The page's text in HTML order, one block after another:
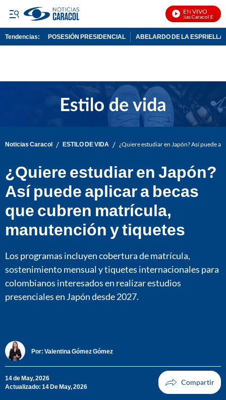
EN VIVO
Noticias Caracol En Vivo
Tendencias: POSESIÓN PRESIDENCIAL ABELARDO DE LA ESPRIELLA
Noticias Caracol / ESTILO DE VIDA / ¿Quiere estudiar en Japón? Así puede
¿Quiere estudiar en Japón?
Así puede aplicar a becas
que cubren matrícula,
manutención y tiquetes
Los programas incluyen cobertura de matrícula,
sostenimiento mensual y tiquetes internacionales para
colombianos interesados en realizar estudios
presenciales en Japón desde 2027.
Por: Valentina Gómez Gómez
14 de May, 2026
Actualizado: 14 De May, 2026